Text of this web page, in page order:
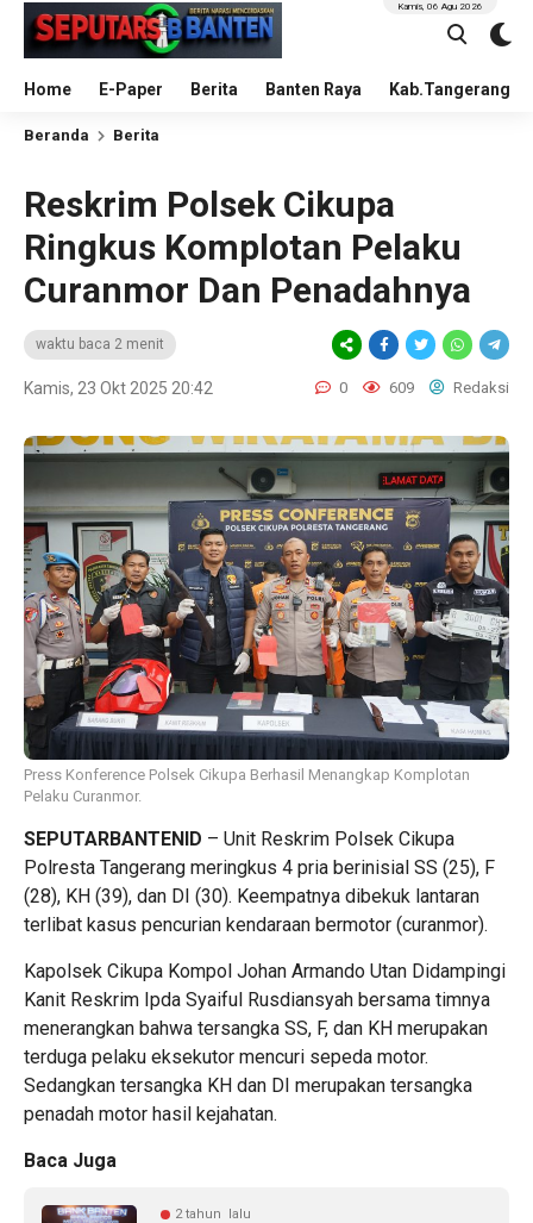
Home E-Paper Berita Banten Raya Kab.Tangerang
Kamis, 06 Agu 2026
Beranda Berita
Reskrim Polsek Cikupa
Ringkus Komplotan Pelaku
Curanmor Dan Penadahnya
waktu baca 2 menit
Kamis, 23 Okt 2025 20:42 0 609 Redaksi
Press Konference Polsek Cikupa Berhasil Menangkap Komplotan
Pelaku Curanmor.
SEPUTARBANTENID – Unit Reskrim Polsek Cikupa
Polresta Tangerang meringkus 4 pria berinisial SS (25), F
(28), KH (39), dan DI (30). Keempatnya dibekuk lantaran
terlibat kasus pencurian kendaraan bermotor (curanmor).
Kapolsek Cikupa Kompol Johan Armando Utan Didampingi
Kanit Reskrim Ipda Syaiful Rusdiansyah bersama timnya
menerangkan bahwa tersangka SS, F, dan KH merupakan
terduga pelaku eksekutor mencuri sepeda motor.
Sedangkan tersangka KH dan DI merupakan tersangka
penadah motor hasil kejahatan.
Baca Juga
2 tahun lalu